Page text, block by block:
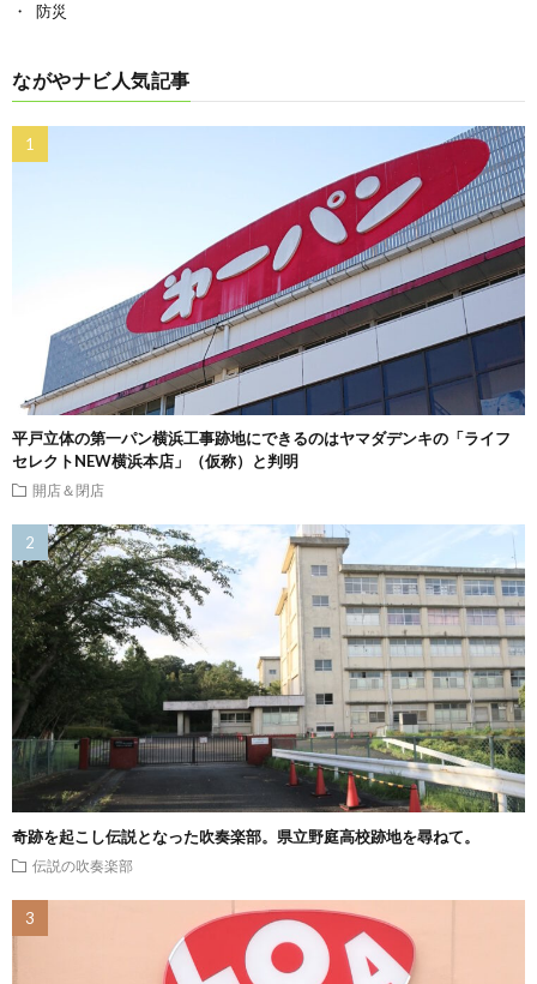
防災
ながやナビ人気記事
平戸立体の第一パン横浜工事跡地にできるのはヤマダデンキの「ライフ
セレクトNEW横浜本店」（仮称）と判明
開店＆閉店
奇跡を起こし伝説となった吹奏楽部。県立野庭高校跡地を尋ねて。
伝説の吹奏楽部